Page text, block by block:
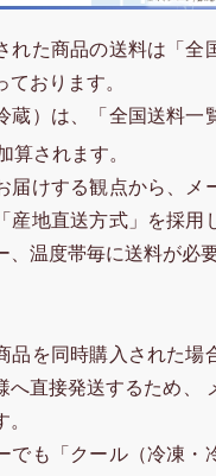
れた商品の送料は「全
おります。
蔵）は、「全国送料一
算されます。
届けする観点から、メ
産地直送方式」を採用
、温度帯毎に送料が必
品を同時購入された場
へ直接発送するため、
でも「クール（冷凍・